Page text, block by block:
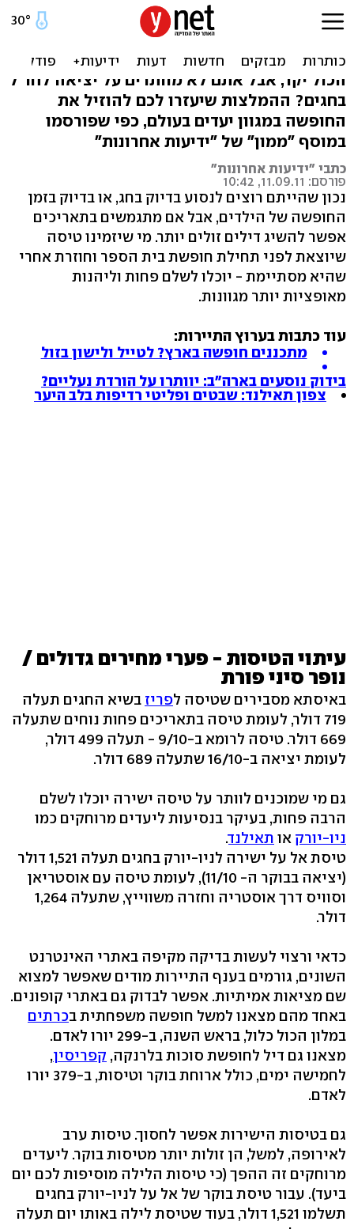
חופשת חגים בזול: הצעות
מסביב לעולם
הכול יקר, אבל אתם לא מוותרים על יציאה לחו"ל
בחגים? ההמלצות שיעזרו לכם להוזיל את
החופשה במגוון יעדים בעולם, כפי שפורסמו
במוסף "ממון" של "ידיעות אחרונות"
כתבי "ידיעות אחרונות"
פורסם: 11.09.11, 10:42
נכון שהייתם רוצים לנסוע בדיוק בחג, או בדיוק בזמן
החופשה של הילדים, אבל אם מתגמשים בתאריכים
אפשר להשיג דילים זולים יותר. מי שיזמינו טיסה
שיוצאת לפני תחילת חופשת בית הספר וחוזרת אחרי
שהיא מסתיימת - יוכלו לשלם פחות וליהנות
מאופציות יותר מגוונות.
עוד כתבות בערוץ התיירות:
מתכננים חופשה בארץ? לטייל ולישון בזול
בידוק נוסעים בארה"ב: יוותרו על הורדת נעליים?
צפון תאילנד: שבטים ופליטי רדיפות בלב היער
עיתוי הטיסות - פערי מחירים גדולים /
נופר סיני פורת
באיסתא מסבירים שטיסה לפריז בשיא החגים תעלה
719 דולר, לעומת טיסה בתאריכים פחות נוחים שתעלה
669 דולר. טיסה לרומא ב-9/10 -‬ תעלה 499 דולר,
לעומת יציאה ב-16/10 שתעלה 689 דולר.
גם מי שמוכנים לוותר על טיסה ישירה יוכלו לשלם
הרבה פחות, בעיקר בנסיעות ליעדים מרוחקים כמו
ניו-יורק או תאילנד.
טיסת אל על ישירה לניו-יורק בחגים תעלה ‭1,521‬ דולר
(יציאה בבוקר ה- 11/10), לעומת טיסה עם אוסטריאן
דולר.
כדאי ורצוי לעשות בדיקה מקיפה באתרי האינטרנט
השונים, גורמים בענף התיירות מודים שאפשר למצוא
שם מציאות אמיתיות. אפשר לבדוק גם באתרי קופונים.
באחד מהם מצאנו למשל חופשה משפחתית בכרתים
במלון הכול כלול, בראש השנה, ב‭299-‬ יורו לאדם.
מצאנו גם דיל לחופשת סוכות בלרנקה, קפריסין,
לחמישה ימים, כולל ארוחת בוקר וטיסות, ב‭379-‬ יורו
לאדם.
גם בטיסות הישירות אפשר לחסוך. טיסות ערב
לאירופה, למשל, הן זולות יותר מטיסות בוקר. ליעדים
מרוחקים זה ההפך (כי טיסות הלילה מוסיפות לכם יום
ביעד‭.(‬ עבור טיסת בוקר של אל על לניו-יורק בחגים
תשלמו ‭1,521‬ דולר, בעוד שטיסת לילה באותו יום תעלה